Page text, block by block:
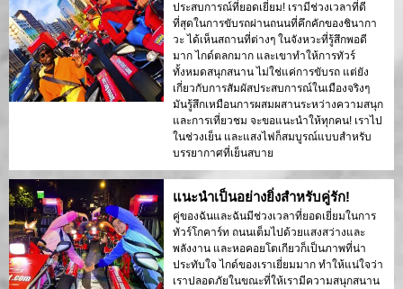
ประสบการณ์ที่ยอดเยี่ยม! เรามีช่วงเวลาที่ดี
ที่สุดในการขับรถผ่านถนนที่คึกคักของชินากา
วะ ได้เห็นสถานที่ต่างๆ ในจังหวะที่รู้สึกพอดี
มาก ไกด์ตลกมาก และเขาทำให้การทัวร์
ทั้งหมดสนุกสนาน ไม่ใช่แค่การขับรถ แต่ยัง
เกี่ยวกับการสัมผัสประสบการณ์ในเมืองจริงๆ
มันรู้สึกเหมือนการผสมผสานระหว่างความสนุก
และการเที่ยวชม จะขอแนะนำให้ทุกคน! เราไป
ในช่วงเย็น และแสงไฟก็สมบูรณ์แบบสำหรับ
บรรยากาศที่เย็นสบาย
แนะนำเป็นอย่างยิ่งสำหรับคู่รัก!
คู่ของฉันและฉันมีช่วงเวลาที่ยอดเยี่ยมในการ
ทัวร์โกคาร์ท ถนนเต็มไปด้วยแสงสว่างและ
พลังงาน และหอคอยโตเกียวก็เป็นภาพที่น่า
ประทับใจ ไกด์ของเราเยี่ยมมาก ทำให้แน่ใจว่า
เราปลอดภัยในขณะที่ให้เรามีความสนุกสนาน